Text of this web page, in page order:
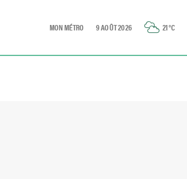
MON MÉTRO 9 AOÛT 2026 21°C